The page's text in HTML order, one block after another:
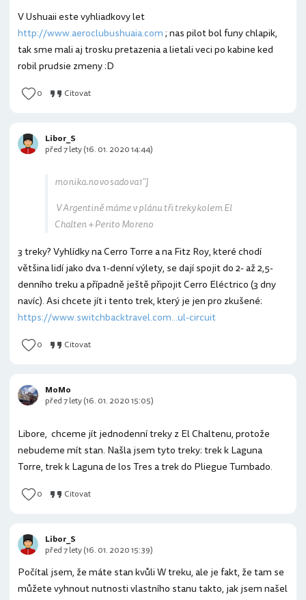
V Ushuaii este vyhliadkovy let
http://www.aeroclubushuaia.com; nas pilot bol funy chlapik,
tak sme mali aj trosku pretazenia a lietali veci po kabine ked
robil prudsie zmeny :D
0 Citovat
monika.novosadova1"]
V Argentině máme v plánu tři treky kolem El
Chalten + Perito Moreno
3 treky? Vyhlídky na Cerro Torre a na Fitz Roy, které chodí
většina lidí jako dva 1-denní výlety, se dají spojit do 2- až 2,5-
denního treku a případně ještě připojit Cerro Eléctrico (3 dny
navíc). Asi chcete jít i tento trek, který je jen pro zkušené:
https://www.switchbacktravel.com...ul-circuit
0 Citovat
Libor_S
před 7 lety (16. 01. 2020 14:44)
Libore, chceme jít jednodenní treky z El Chaltenu, protože
nebudeme mít stan. Našla jsem tyto treky: trek k Laguna
Torre, trek k Laguna de los Tres a trek do Pliegue Tumbado.
0 Citovat
MoMo
před 7 lety (16. 01. 2020 15:05)
Počítal jsem, že máte stan kvůli W treku, ale je fakt, že tam se
můžete vyhnout nutnosti vlastního stanu takto, jak jsem našel
Libor_S
před 7 lety (16. 01. 2020 15:39)